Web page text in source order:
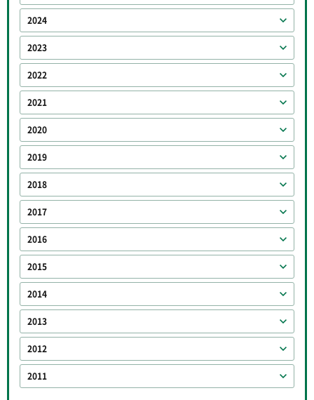
2024
2023
2022
2021
2020
2019
2018
2017
2016
2015
2014
2013
2012
2011